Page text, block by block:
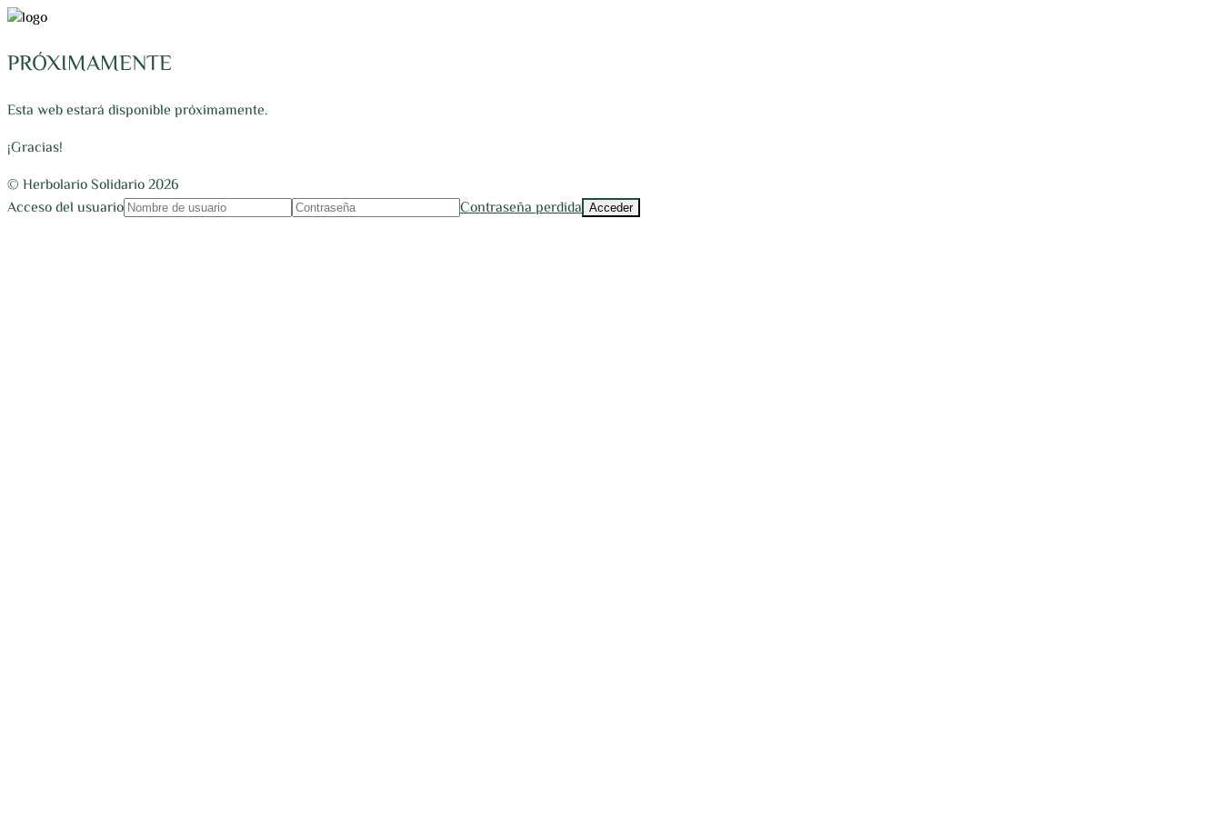
PRÓXIMAMENTE
Esta web estará disponible próximamente.
¡Gracias!
© Herbolario Solidario 2026
Acceso del usuario
Contraseña perdida